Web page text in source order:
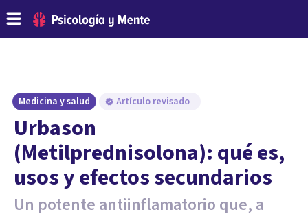
Medicina y salud Artículo revisado
Urbason
(Metilprednisolona): qué es,
usos y efectos secundarios
Un potente antiinflamatorio que, a